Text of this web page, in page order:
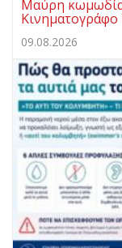
Μαύρη
09.08.2026